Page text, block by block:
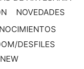
NOVEDADES
DESFILES